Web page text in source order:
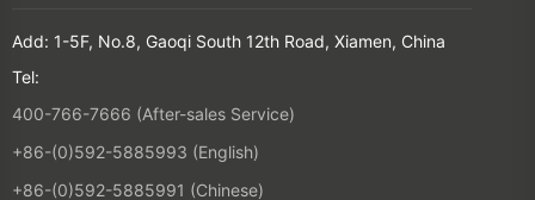
Add: 1-5F, No.8, Gaoqi South 12th Road, Xiamen, China
Tel:
400-766-7666 (After-sales Service)
+86-(0)592-5885993 (English)
+86-(0)592-5885991 (Chinese)